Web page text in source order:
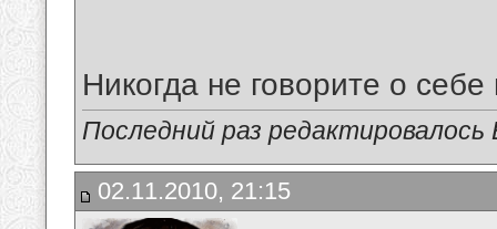
Никогда не говорите о
Последний раз
02.11.2010, 21:15